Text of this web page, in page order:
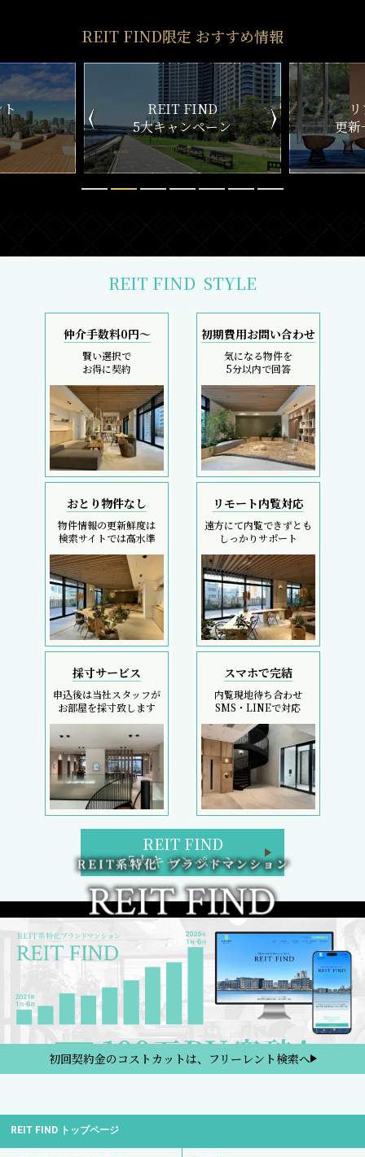
REIT FIND限定 おすすめ情報
ン
リアルタイム
更新一覧チェック
新
REIT FIND STYLE
仲介手数料0円～
賢い選択で
お得に契約
初期費用お問い合わせ
気になる物件を
5分以内で回答
おとり物件なし
物件情報の更新鮮度は
検索サイトでは高水準
リモート内覧対応
遠方にて内覧できずとも
しっかりサポート
採寸サービス
申込後は当社スタッフが
お部屋を採寸致します
スマホで完結
内覧現地待ち合わせ
SMS・LINEで対応
REIT FIND
5大キャンペーン
初回契約金のコストカットは、フリーレント検索へ
REIT FIND トップページ